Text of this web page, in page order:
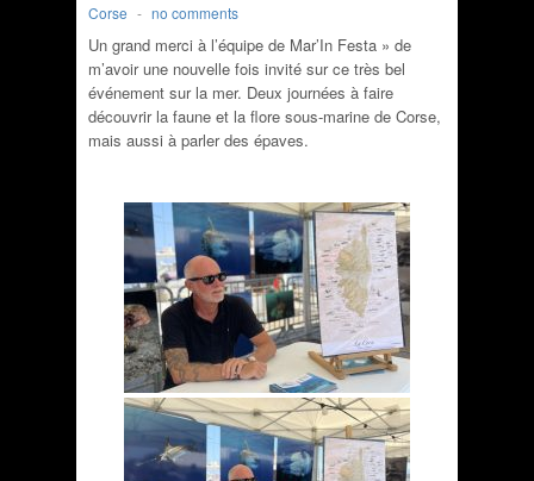
Corse - no comments
Un grand merci à l’équipe de Mar’In Festa » de
m’avoir une nouvelle fois invité sur ce très bel
événement sur la mer. Deux journées à faire
découvrir la faune et la flore sous-marine de Corse,
mais aussi à parler des épaves.